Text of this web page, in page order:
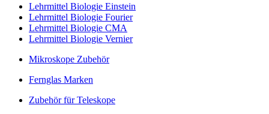
Lehrmittel Biologie Einstein
Lehrmittel Biologie Fourier
Lehrmittel Biologie CMA
Lehrmittel Biologie Vernier
Mikroskope Zubehör
Fernglas Marken
Zubehör für Teleskope